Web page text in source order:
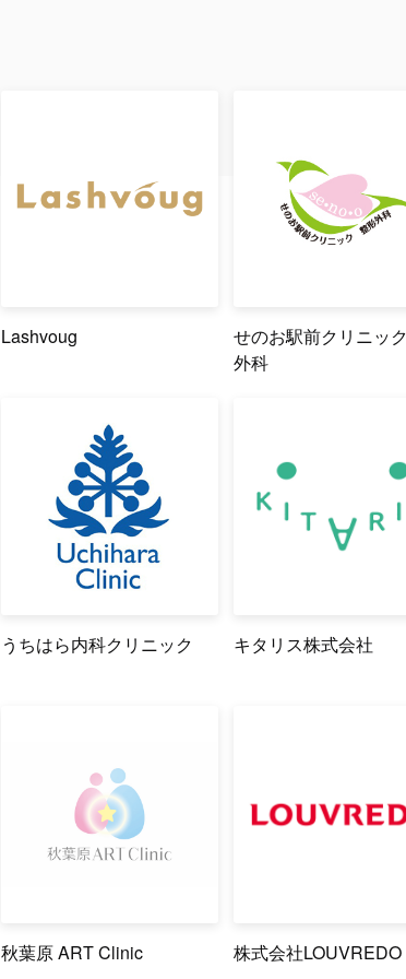
Lashvoug
せのお駅前クリニッ
外科
うちはら内科クリニック キタリス株式会社
秋葉原 ART Clinic 株式会社LOUVREDO